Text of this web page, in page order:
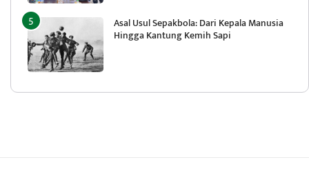
Asal Usul Sepakbola: Dari Kepala Manusia
Hingga Kantung Kemih Sapi